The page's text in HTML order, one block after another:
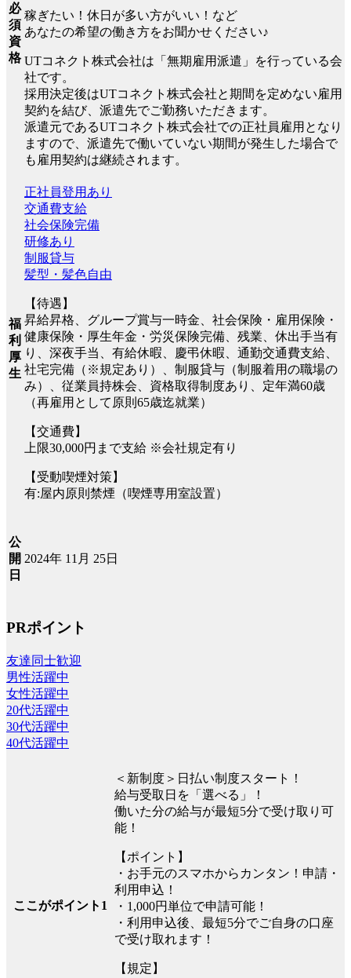
必
須
資
格
稼ぎたい！休日が多い方がいい！など
あなたの希望の働き方をお聞かせください♪
UTコネクト株式会社は「無期雇用派遣」を行っている会
社です。
採用決定後はUTコネクト株式会社と期間を定めない雇用
契約を結び、派遣先でご勤務いただきます。
派遣元であるUTコネクト株式会社での正社員雇用となり
ますので、派遣先で働いていない期間が発生した場合で
も雇用契約は継続されます。
福
利
厚
生
正社員登用あり
交通費支給
社会保険完備
研修あり
制服貸与
髪型・髪色自由
【待遇】
昇給昇格、グループ賞与一時金、社会保険・雇用保険・
健康保険・厚生年金・労災保険完備、残業、休出手当有
り、深夜手当、有給休暇、慶弔休暇、通勤交通費支給、
社宅完備（※規定あり）、制服貸与（制服着用の職場の
み）、従業員持株会、資格取得制度あり、定年満60歳
（再雇用として原則65歳迄就業）
【交通費】
上限30,000円まで支給 ※会社規定有り
【受動喫煙対策】
有:屋内原則禁煙（喫煙専用室設置）
公
開
日
2024年 11月 25日
PRポイント
友達同士歓迎
男性活躍中
女性活躍中
20代活躍中
30代活躍中
40代活躍中
ここがポイント1
＜新制度＞日払い制度スタート！
給与受取日を「選べる」！
働いた分の給与が最短5分で受け取り可
能！
【ポイント】
・お手元のスマホからカンタン！申請・
利用申込！
・1,000円単位で申請可能！
・利用申込後、最短5分でご自身の口座
で受け取れます！
【規定】